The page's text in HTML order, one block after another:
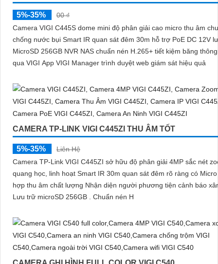
5%-35%
00 ₫
Camera VIGI C445S dome mini độ phân giải cao micro thu âm
chống nước bụi Smart IR quan sát đêm 30m hỗ trợ PoE DC 12V
MicroSD 256GB NVR NAS chuẩn nén H.265+ tiết kiệm băng
qua VIGI App VIGI Manager trình duyệt web giám sát hiệu quả
CAMERA TP-LINK VIGI C445ZI THU ÂM TỐT
5%-35%
Liên Hệ
Camera TP-Link VIGI C445ZI sở hữu độ phân giải 4MP sắc nét
quang học, linh hoạt Smart IR 30m quan sát đêm rõ ràng có
hợp thu âm chất lượng Nhận diện người phương tiện cảnh báo
Lưu trữ microSD 256GB . Chuẩn nén H